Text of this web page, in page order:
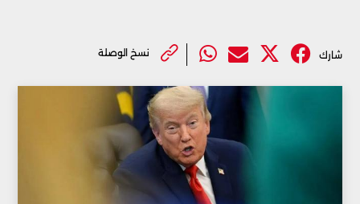
شارك نسخ الوصلة